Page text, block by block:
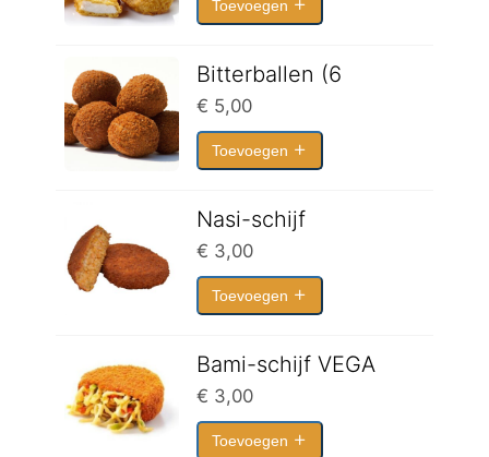
Toevoegen
Bitterballen (6
€ 5,00
Toevoegen
Nasi-schijf
€ 3,00
Toevoegen
Bami-schijf VEGA
€ 3,00
Toevoegen